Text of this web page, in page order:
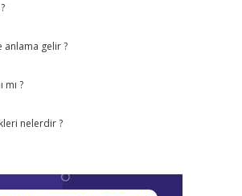
anlama gelir ?
?
nelerdir ?